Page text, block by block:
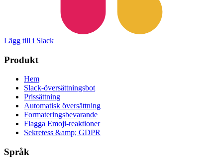
Lägg till i Slack
Produkt
Hem
Slack-översättningsbot
Prissättning
Automatisk översättning
Formateringsbevarande
Flagga Emoji-reaktioner
Sekretess &amp; GDPR
Språk